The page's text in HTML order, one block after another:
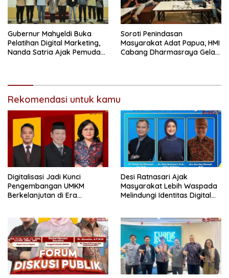
Gubernur Mahyeldi Buka
Pelatihan Digital Marketing,
Nanda Satria Ajak Pemuda
Soroti Penindasan
Masyarakat Adat Papua, HMI
Cabang Dharmasraya Gelar
Rekomendasi untuk kamu
Digitalisasi Jadi Kunci
Pengembangan UMKM
Berkelanjutan di Era
Desi Ratnasari Ajak
Masyarakat Lebih Waspada
Melindungi Identitas Digital